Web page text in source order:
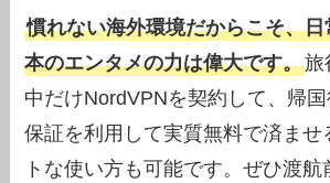
慣れない海外環境だからこそ、
本のエンタメの力は偉大です。旅
中だけNordVPNを契約して、帰
保証を利用して実質無料で済ませ
トな使い方も可能です。ぜひ渡